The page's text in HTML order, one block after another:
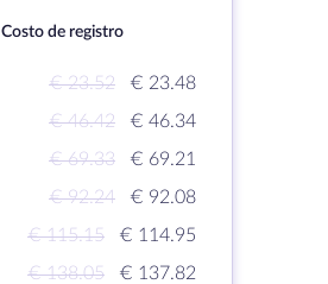
Costo de registro
€ 23.52
€ 23.48
€ 46.42
€ 46.34
€ 69.33
€ 69.21
€ 92.24
€ 92.08
€ 115.15
€ 114.95
€ 138.05
€ 137.82